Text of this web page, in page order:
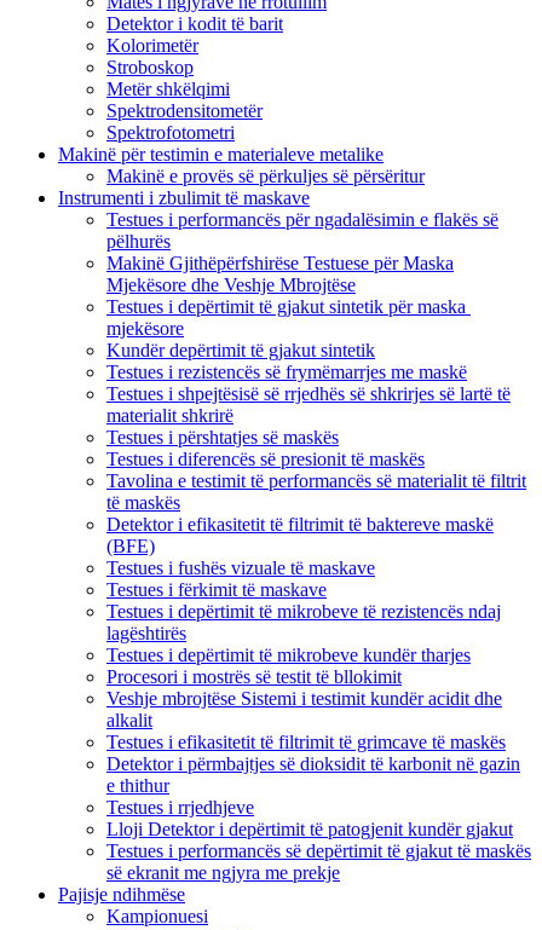
Detektor i kodit të barit
Kolorimetër
Stroboskop
Metër shkëlqimi
Spektrodensitometër
Spektrofotometri
Makinë për testimin e materialeve metalike
Makinë e provës së përkuljes së përsëritur
Instrumenti i zbulimit të maskave
Testues i performancës për ngadalësimin e flakës së
pëlhurës
Makinë Gjithëpërfshirëse Testuese për Maska
Mjekësore dhe Veshje Mbrojtëse
Testues i depërtimit të gjakut sintetik për maska ​​
mjekësore
Kundër depërtimit të gjakut sintetik
Testues i rezistencës së frymëmarrjes me maskë
Testues i shpejtësisë së rrjedhës së shkrirjes së lartë të
materialit shkrirë
Testues i përshtatjes së maskës
Testues i diferencës së presionit të maskës
Tavolina e testimit të performancës së materialit të filtrit
të maskës
Detektor i efikasitetit të filtrimit të baktereve maskë
(BFE)
Testues i fushës vizuale të maskave
Testues i fërkimit të maskave
Testues i depërtimit të mikrobeve të rezistencës ndaj
lagështirës
Testues i depërtimit të mikrobeve kundër tharjes
Procesori i mostrës së testit të bllokimit
Veshje mbrojtëse Sistemi i testimit kundër acidit dhe
alkalit
Testues i efikasitetit të filtrimit të grimcave të maskës
Detektor i përmbajtjes së dioksidit të karbonit në gazin
e thithur
Testues i rrjedhjeve
Lloji Detektor i depërtimit të patogjenit kundër gjakut
Testues i performancës së depërtimit të gjakut të maskës
së ekranit me ngjyra me prekje
Pajisje ndihmëse
Kampionuesi